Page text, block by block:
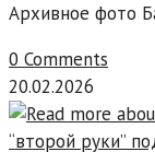
Архивное фото
0 Comments
20.02.2026